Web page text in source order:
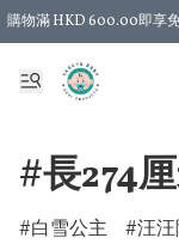
購物滿 HKD 600.00即享
#長274
白雪公主 汪